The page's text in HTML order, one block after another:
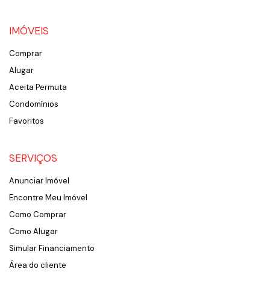
IMÓVEIS
Comprar
Alugar
Aceita Permuta
Condomínios
Favoritos
SERVIÇOS
Anunciar Imóvel
Encontre Meu Imóvel
Como Comprar
Como Alugar
Simular Financiamento
Área do cliente